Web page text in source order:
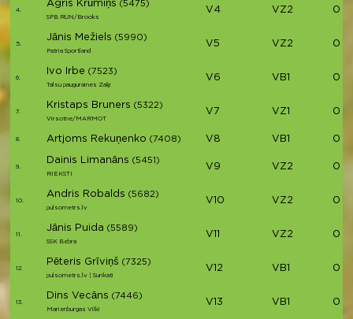
4.
Agris Krūmiņš (5475)
SPB RUN/Brooks
V4 VZ2
5.
Jānis Mežiels (5990)
Patria Sportland
V5 VZ2
6.
Ivo Irbe (7523)
Talsu pauguraines Zaķi
V6 VB1
7.
Kristaps Bruners (5322)
Virsotne/MARMOT
V7 VZ1
8. Artjoms Rekuņenko (7408) V8 VB1
9.
Dainis Limanāns (5451)
RIEKSTI
V9 VZ2
10.
Andris Robalds (5682)
pulsometrs.lv
V10 VZ2
11.
Jānis Puida (5589)
SSK Bebra
V11 VZ2
12.
Pēteris Grīviņš (7325)
pulsometrs.lv | Surikati
V12 VB1
13.
Dins Vecāns (7446)
Marienburgas Vilki
V13 VB1